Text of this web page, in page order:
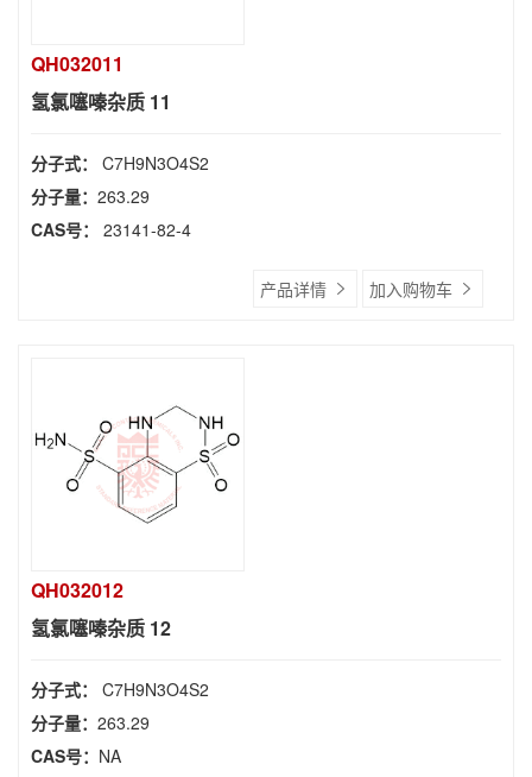
QH032011
氢氯噻嗪杂质 11
分子式： C7H9N3O4S2
分子量： 263.29
CAS号：
23141-82-4
产品详情 加入购物车
QH032012
氢氯噻嗪杂质 12
分子式： C7H9N3O4S2
分子量： 263.29
CAS号： NA